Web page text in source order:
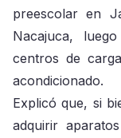
preescolar en
Nacajuca,
centros de
acondicionado.
Explicó que, si
adquirir